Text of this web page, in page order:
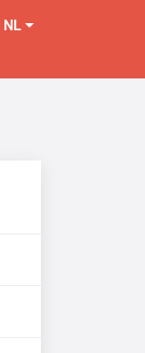
NL